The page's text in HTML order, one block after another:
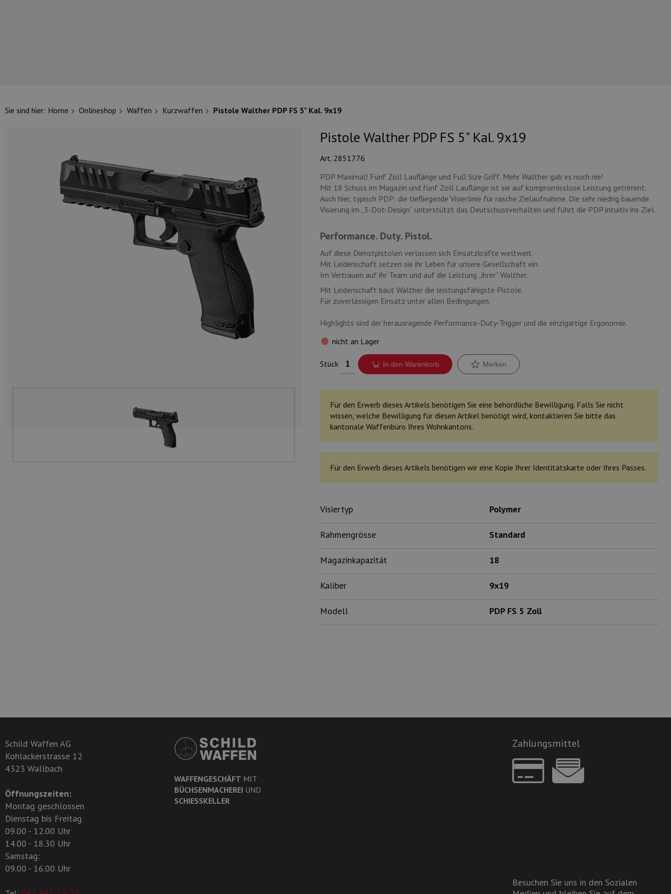
Sie sind hier: Home Onlineshop Waffen Kurzwaffen Pistole Walther PDP FS 5" Kal. 9x19
Pistole Walther PDP FS 5" Kal. 9x19
Art. 2851776
PDP Maximal! Fünf Zoll Lauflänge und Full Size Griff. Mehr Walther gab es noch nie!
Mit 18 Schuss im Magazin und fünf Zoll Lauflänge ist sie auf kompromisslose Leistung getrimmt.
Auch hier, typisch PDP: die tiefliegende Visierlinie für rasche Zielaufnahme. Die sehr niedrig bauende
Visierung im „3-Dot-Design“ unterstützt das Deutschussverhalten und führt die PDP intuitiv ins Ziel.
Performance. Duty. Pistol.
Auf diese Dienstpistolen verlassen sich Einsatzkräfte weltweit.
Mit Leidenschaft setzen sie ihr Leben für unsere Gesellschaft ein.
Im Vertrauen auf ihr Team und auf die Leistung „ihrer“ Walther.
Mit Leidenschaft baut Walther die leistungsfähigste Pistole.
Für zuverlässigen Einsatz unter allen Bedingungen.
Highlights sind der herausragende Performance-Duty-Trigger und die einzigartige Ergonomie.
nicht an Lager
Stück In den Warenkorb Merken
Für den Erwerb dieses Artikels benötigen Sie eine behördliche Bewilligung. Falls Sie nicht
wissen, welche Bewilligung für diesen Artikel benötigt wird, kontaktieren Sie bitte das
kantonale Waffenbüro Ihres Wohnkantons.
Für den Erwerb dieses Artikels benötigen wir eine Kopie Ihrer Identitätskarte oder Ihres Passes.
Visiertyp Polymer
Rahmengrösse Standard
Magazinkapazität 18
Kaliber 9x19
Modell PDP FS 5 Zoll
Schild Waffen AG
Kohlackerstrasse 12
4323 Wallbach
Öffnungszeiten:
Montag geschlossen
Dienstag bis Freitag
09.00 - 12.00 Uhr
14.00 - 18.30 Uhr
Samstag:
09.00 - 16.00 Uhr
WAFFENGESCHÄFT MIT
BÜCHSENMACHEREI UND
SCHIESSKELLER
Zahlungsmittel
Besuchen Sie uns in den Sozialen